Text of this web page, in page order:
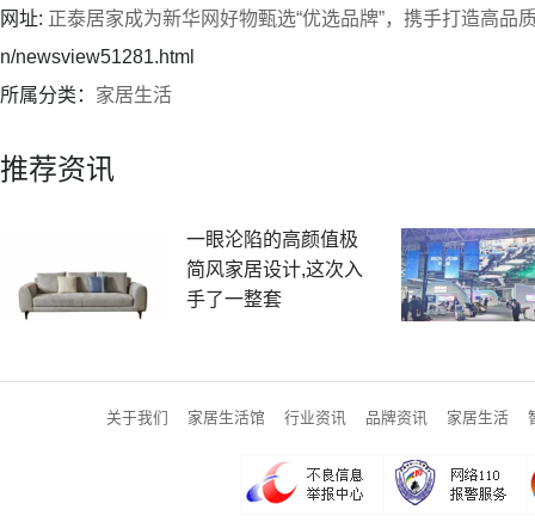
网址: 正泰居家成为新华网好物甄选“优选品牌”，携手打造高品
n/newsview51281.html
所属分类： 家居生活
推荐资讯
一眼沦陷的高颜值极
简风家居设计,这次入
手了一整套
关于我们 家居生活馆 行业资讯 品牌资讯 家居生活